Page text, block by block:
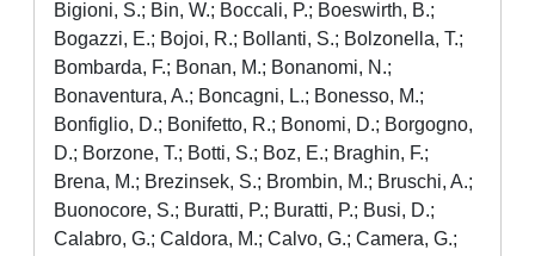
Bigioni, S.; Bin, W.; Boccali, P.; Boeswirth, B.;
Bogazzi, E.; Bojoi, R.; Bollanti, S.; Bolzonella, T.;
Bombarda, F.; Bonan, M.; Bonanomi, N.;
Bonaventura, A.; Boncagni, L.; Bonesso, M.;
Bonfiglio, D.; Bonifetto, R.; Bonomi, D.; Borgogno,
D.; Borzone, T.; Botti, S.; Boz, E.; Braghin, F.;
Brena, M.; Brezinsek, S.; Brombin, M.; Bruschi, A.;
Buonocore, S.; Buratti, P.; Buratti, P.; Busi, D.;
Calabro, G.; Caldora, M.; Calvo, G.; Camera, G.;